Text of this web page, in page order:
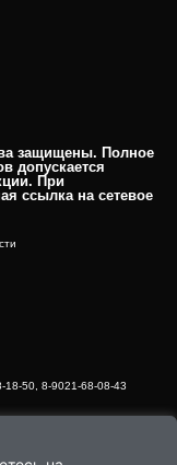
защищены. Полное
допускается
При
ссылка на сетевое
50, 8-9021-68-08-43
дом 44, офис 1